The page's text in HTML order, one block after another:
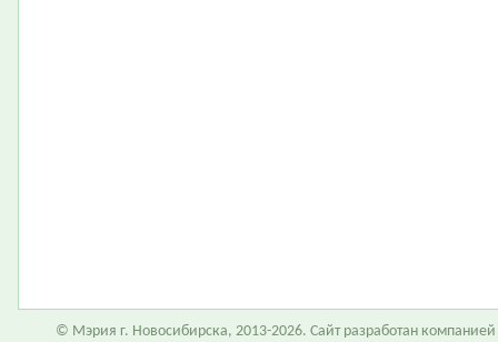
© Мэрия г. Новосибирска, 2013-2026. Сайт разработан компанией